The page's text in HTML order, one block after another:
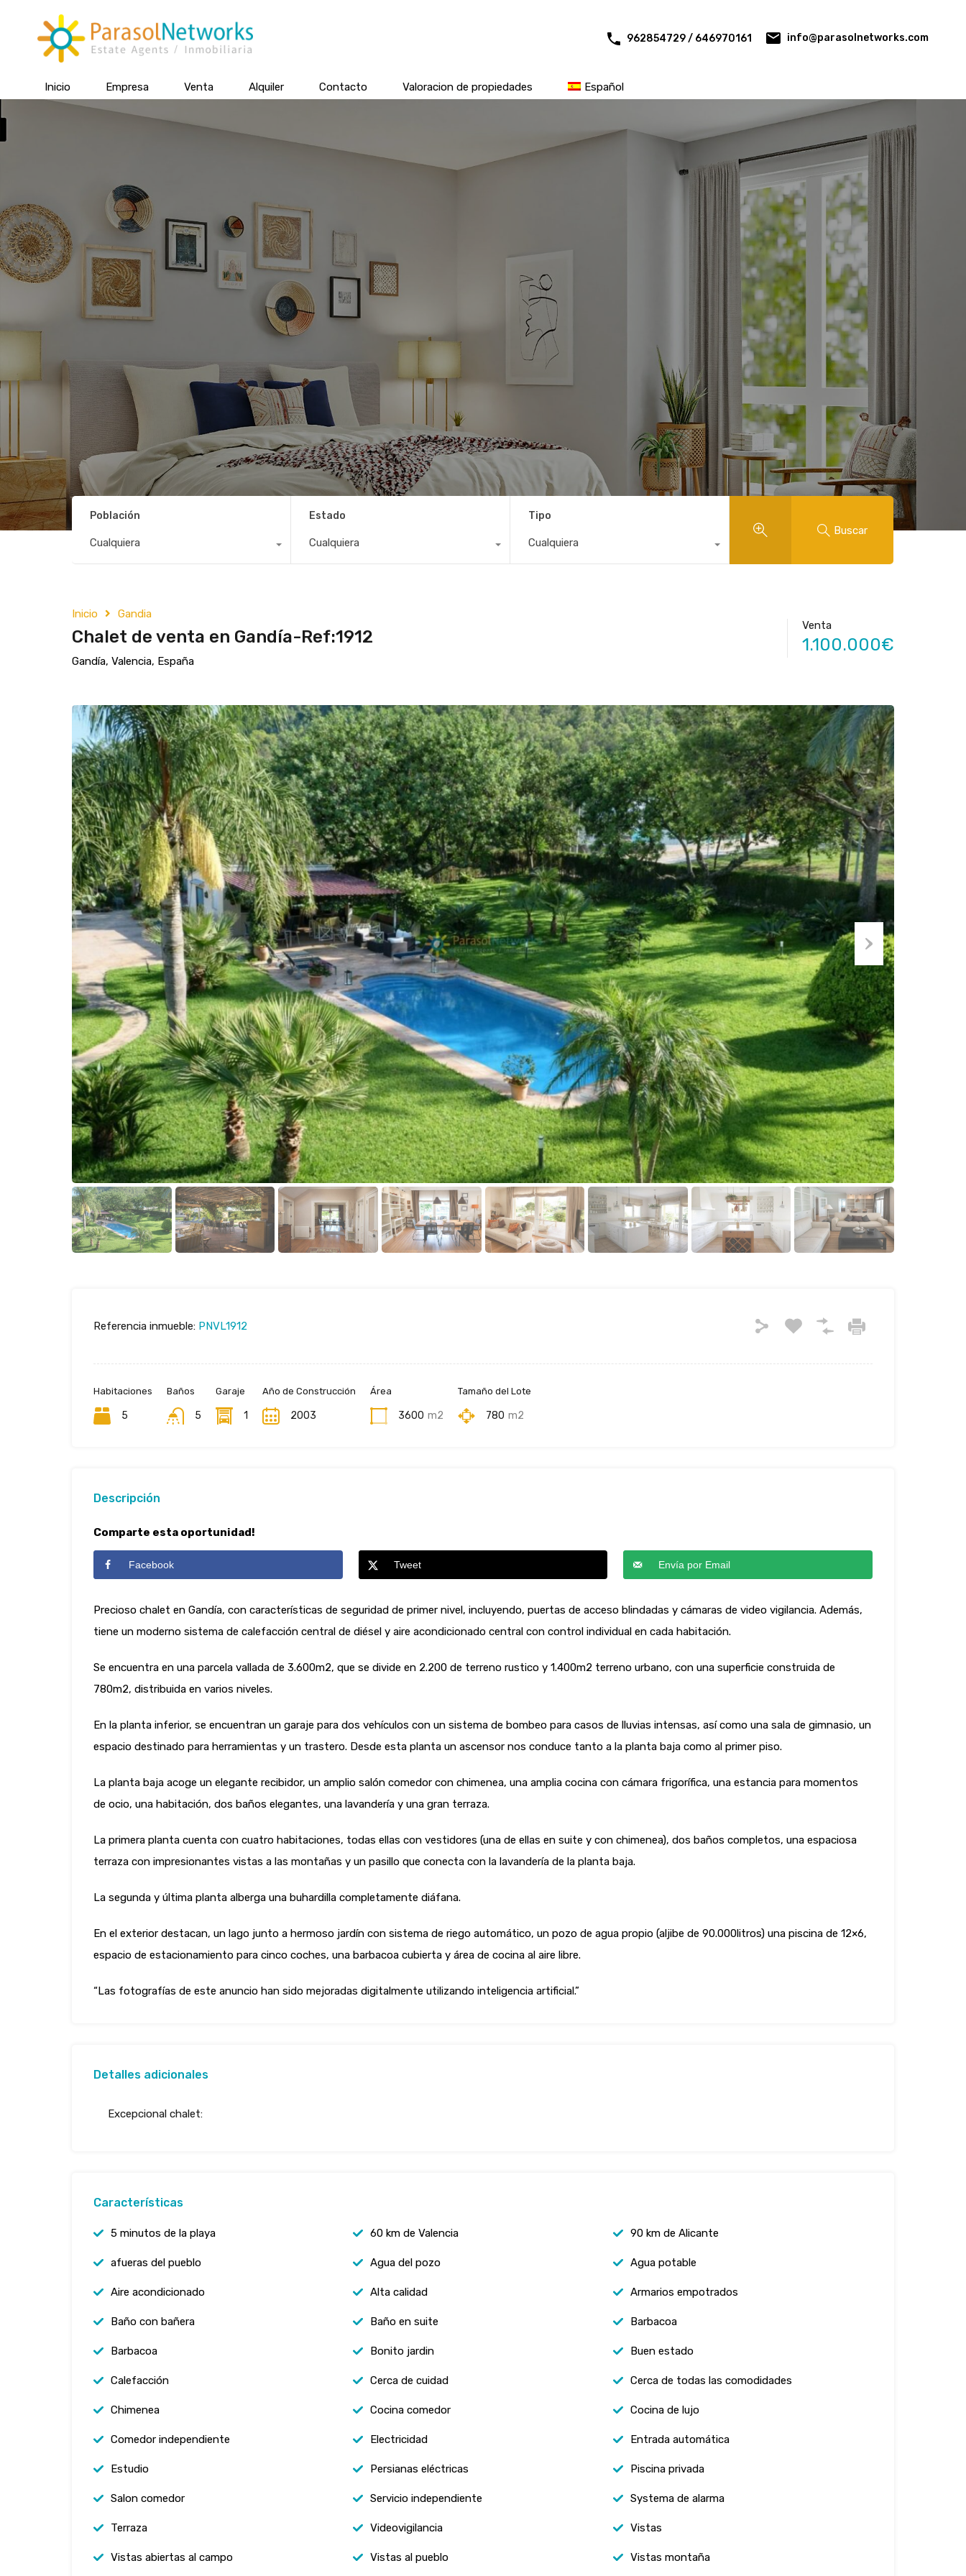
962854729 / 646970161 info@parasolnetworks.com
Inicio Empresa Venta Alquiler Contacto Valoracion de propiedades Español
Población
Cualquiera
Estado
Cualquiera
Tipo
Cualquiera
Buscar
Inicio Gandia
Chalet de venta en Gandía-Ref:1912
Gandía, Valencia, España
Venta
1.100.000€
Referencia inmueble: PNVL1912
Habitaciones
5
Baños
5
Garaje
1
Año de Construcción
2003
Área
3600 m2
Tamaño del Lote
780 m2
Descripción
Comparte esta oportunidad!
Facebook Tweet Envía por Email
Precioso chalet en Gandía, con características de seguridad de primer nivel, incluyendo, puertas de acceso blindadas y cámaras de video vigilancia. Además,
tiene un moderno sistema de calefacción central de diésel y aire acondicionado central con control individual en cada habitación.
Se encuentra en una parcela vallada de 3.600m2, que se divide en 2.200 de terreno rustico y 1.400m2 terreno urbano, con una superficie construida de
780m2, distribuida en varios niveles.
En la planta inferior, se encuentran un garaje para dos vehículos con un sistema de bombeo para casos de lluvias intensas, así como una sala de gimnasio, un
espacio destinado para herramientas y un trastero. Desde esta planta un ascensor nos conduce tanto a la planta baja como al primer piso.
La planta baja acoge un elegante recibidor, un amplio salón comedor con chimenea, una amplia cocina con cámara frigorífica, una estancia para momentos
de ocio, una habitación, dos baños elegantes, una lavandería y una gran terraza.
La primera planta cuenta con cuatro habitaciones, todas ellas con vestidores (una de ellas en suite y con chimenea), dos baños completos, una espaciosa
terraza con impresionantes vistas a las montañas y un pasillo que conecta con la lavandería de la planta baja.
La segunda y última planta alberga una buhardilla completamente diáfana.
En el exterior destacan, un lago junto a hermoso jardín con sistema de riego automático, un pozo de agua propio (aljibe de 90.000litros) una piscina de 12×6,
espacio de estacionamiento para cinco coches, una barbacoa cubierta y área de cocina al aire libre.
“Las fotografías de este anuncio han sido mejoradas digitalmente utilizando inteligencia artificial.”
Detalles adicionales
Excepcional chalet:
Características
5 minutos de la playa 60 km de Valencia 90 km de Alicante
afueras del pueblo Agua del pozo Agua potable
Aire acondicionado Alta calidad Armarios empotrados
Baño con bañera Baño en suite Barbacoa
Barbacoa Bonito jardin Buen estado
Calefacción Cerca de cuidad Cerca de todas las comodidades
Chimenea Cocina comedor Cocina de lujo
Comedor independiente Electricidad Entrada automática
Estudio Persianas eléctricas Piscina privada
Salon comedor Servicio independiente Systema de alarma
Terraza Videovigilancia Vistas
Vistas abiertas al campo Vistas al pueblo Vistas montaña